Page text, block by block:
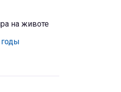
на животе
годы